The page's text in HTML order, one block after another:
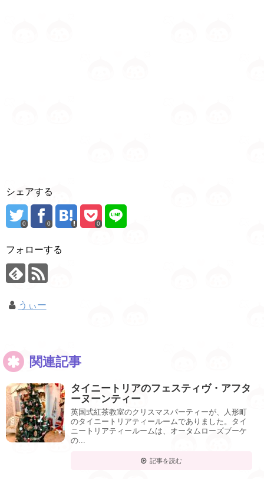
シェアする
0 0 0
フォローする
うぃー
関連記事
タイニートリアのフェスティヴ・アフタ
ーヌーンティー
英国式紅茶教室のクリスマスパーティーが、人形町
のタイニートリアティールームでありました。タイ
ニートリアティールームは、オータムローズブーケ
の...
記事を読む